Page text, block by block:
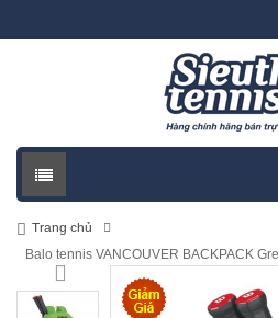
Trang chủ
Balo tennis VANCOUVER BACKPACK